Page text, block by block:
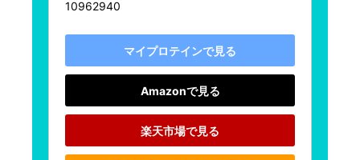
10962940
マイプロテインで見る
Amazonで見る
楽天市場で見る